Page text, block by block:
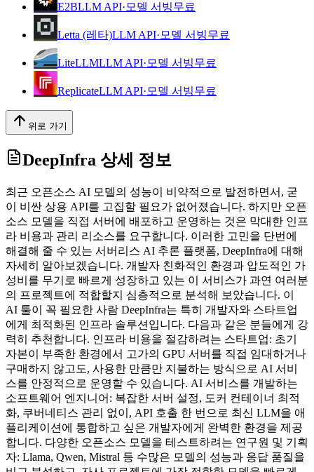
E2BLLM API·모델 서빙무료
Letta (레타)LLM API·모델 서빙무료
LiteLLMLLM API·모델 서빙무료
ReplicateLLM API·모델 서빙무료
위로 가기
DeepInfra 상세 정보
최근 오픈소스 AI 모델의 성능이 비약적으로 발전하면서, 굳
이 비싼 상용 API를 고집할 필요가 없어졌습니다. 하지만 오픈
소스 모델을 직접 서버에 배포하고 운영하는 것은 막대한 인프
라 비용과 관리 리소스를 요구합니다. 이러한 고민을 단번에
해결해 줄 수 있는 서버리스 AI 추론 플랫폼, DeepInfra에 대해
자세히 알아보겠습니다. 개발자 친화적인 환경과 압도적인 가
성비를 무기로 빠르게 성장하고 있는 이 서비스가 과연 여러분
의 프로젝트에 적합할지 심층적으로 분석해 보았습니다. 이
AI 툴이 꼭 필요한 사람 DeepInfra는 특히 개발자와 스타트업
에게 최적화된 인프라 솔루션입니다. 다음과 같은 분들에게 강
력히 추천합니다. 인프라 비용을 절감하려는 스타트업: 초기
자본이 부족한 환경에서 고가의 GPU 서버를 직접 임대하거나
구매하지 않고도, 사용한 만큼만 지불하는 방식으로 AI 서비
스를 안정적으로 운영할 수 있습니다. AI 서비스를 개발하는
소프트웨어 엔지니어: 복잡한 서버 설정, 도커 컨테이너 최적
화, 쿠버네티스 관리 없이, API 호출 한 번으로 최신 LLM을 애
플리케이션에 통합하고 싶은 개발자에게 완벽한 환경을 제공
합니다. 다양한 오픈소스 모델을 테스트하려는 연구원 및 기획
자: Llama, Qwen, Mistral 등 수많은 모델의 성능과 응답 품질을